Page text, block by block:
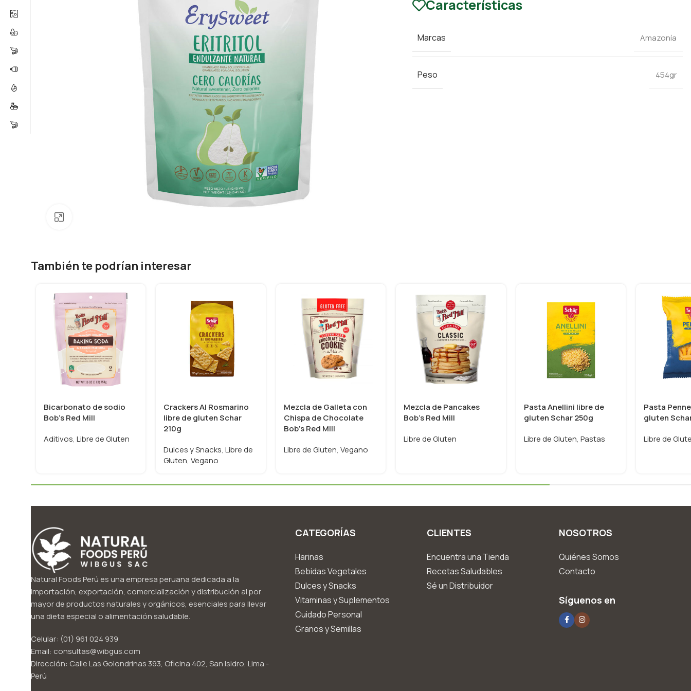
Características
Marcas Amazonía
Peso 454gr
También te podrían interesar
Bicarbonato de sodio
Bob’s Red Mill
Aditivos, Libre de Gluten
Crackers Al Rosmarino
libre de gluten Schar
210g
Dulces y Snacks, Libre de
Gluten, Vegano
Mezcla de Galleta con
Chispa de Chocolate
Bob’s Red Mill
Libre de Gluten, Vegano
Mezcla de Pancakes
Bob’s Red Mill
Libre de Gluten
Pasta Anellini libre de
gluten Schar 250g
Libre de Gluten, Pastas
Pasta
gluten
Libre de
Natural Foods Perú es una empresa peruana dedicada a la
importación, exportación, comercialización y distribución al por
mayor de productos naturales y orgánicos, esenciales para llevar
una dieta especial o alimentación saludable.
Celular: (01) 961 024 939
Email: consultas@wibgus.com
Dirección: Calle Las Golondrinas 393, Oficina 402, San Isidro, Lima -
Perú
CATEGORÍAS
Harinas
Bebidas Vegetales
Dulces y Snacks
Vitaminas y Suplementos
Cuidado Personal
Granos y Semillas
CLIENTES
Encuentra una Tienda
Recetas Saludables
Sé un Distribuidor
NOSOTROS
Quiénes Somos
Contacto
Síguenos en